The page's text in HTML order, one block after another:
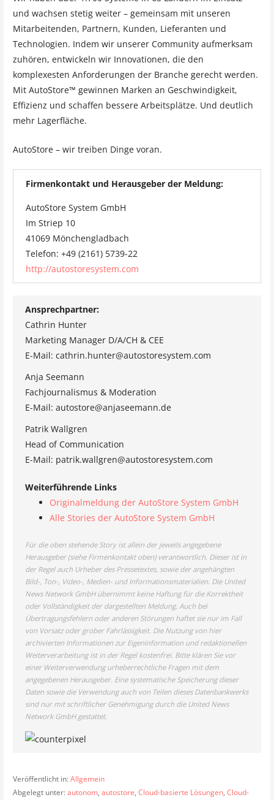
und wachsen stetig weiter – gemeinsam mit unseren
Mitarbeitenden, Partnern, Kunden, Lieferanten und
Technologien. Indem wir unserer Community aufmerksam
zuhören, entwickeln wir Innovationen, die den
komplexesten Anforderungen der Branche gerecht werden.
Mit AutoStore™ gewinnen Marken an Geschwindigkeit,
Effizienz und schaffen bessere Arbeitsplätze. Und deutlich
mehr Lagerfläche.
AutoStore – wir treiben Dinge voran.
Firmenkontakt und Herausgeber der Meldung:
AutoStore System GmbH
Im Striep 10
41069 Mönchengladbach
Telefon: +49 (2161) 5739-22
http://autostoresystem.com
Ansprechpartner:
Cathrin Hunter
Marketing Manager D/A/CH & CEE
E-Mail: cathrin.hunter@autostoresystem.com
Anja Seemann
Fachjournalismus & Moderation
E-Mail: autostore@anjaseemann.de
Patrik Wallgren
Head of Communication
E-Mail: patrik.wallgren@autostoresystem.com
Weiterführende Links
Originalmeldung der AutoStore System GmbH
Alle Stories der AutoStore System GmbH
Für die oben stehende Story ist allein der jeweils angegebene
Herausgeber (siehe Firmenkontakt oben) verantwortlich. Dieser ist in
der Regel auch Urheber des Pressetextes, sowie der angehängten
Bild-, Ton-, Video-, Medien- und Informationsmaterialien. Die United
News Network GmbH übernimmt keine Haftung für die Korrektheit
oder Vollständigkeit der dargestellten Meldung. Auch bei
Übertragungsfehlern oder anderen Störungen haftet sie nur im Fall
von Vorsatz oder grober Fahrlässigkeit. Die Nutzung von hier
archivierten Informationen zur Eigeninformation und redaktionellen
Weiterverarbeitung ist in der Regel kostenfrei. Bitte klären Sie vor
einer Weiterverwendung urheberrechtliche Fragen mit dem
angegebenen Herausgeber. Eine systematische Speicherung dieser
Daten sowie die Verwendung auch von Teilen dieses Datenbankwerks
sind nur mit schriftlicher Genehmigung durch die United News
Network GmbH gestattet.
Veröffentlicht in:Allgemein
Abgelegt unter:autonom, autostore, Cloud-basierte Lösungen, Cloud-